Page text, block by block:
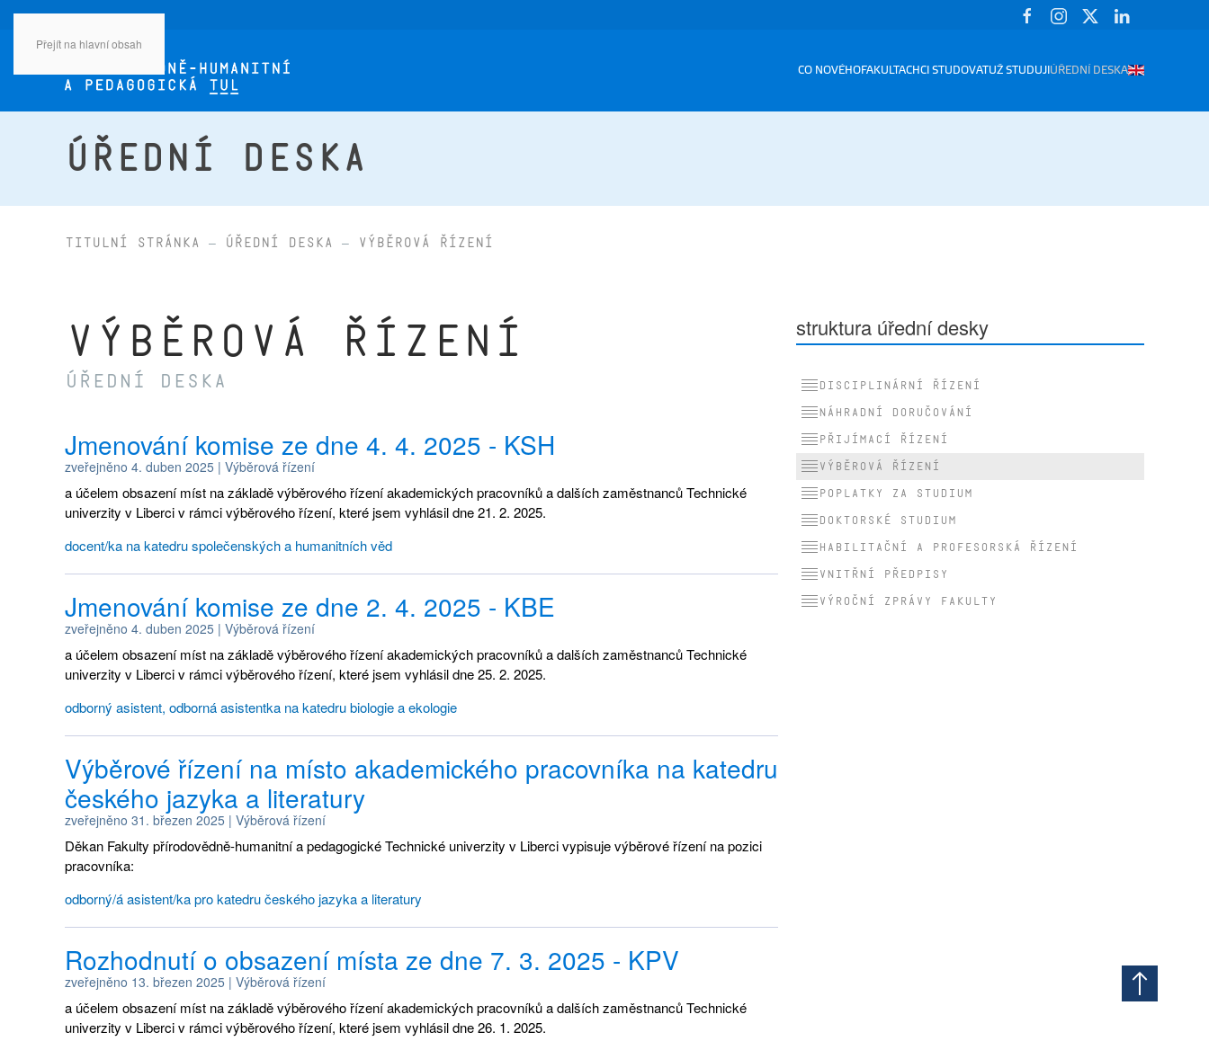
Přejít na hlavní obsah
CO NOVÉHOFAKULTACHCI STUDOVATUŽ STUDUJI ÚŘEDNÍ DESKA
ÚŘEDNÍ DESKA
Titulní stránka Úřední deska Výběrová řízení
Výběrová řízení
Úřední deska
Jmenování komise ze dne 4. 4. 2025 - KSH
zveřejněno 4. duben 2025 | Výběrová řízení
a účelem obsazení míst na základě výběrového řízení akademických pracovníků a dalších zaměstnanců Technické
univerzity v Liberci v rámci výběrového řízení, které jsem vyhlásil dne 21. 2. 2025.
docent/ka na katedru společenských a humanitních věd
Jmenování komise ze dne 2. 4. 2025 - KBE
zveřejněno 4. duben 2025 | Výběrová řízení
a účelem obsazení míst na základě výběrového řízení akademických pracovníků a dalších zaměstnanců Technické
univerzity v Liberci v rámci výběrového řízení, které jsem vyhlásil dne 25. 2. 2025.
odborný asistent, odborná asistentka na katedru biologie a ekologie
Výběrové řízení na místo akademického pracovníka na katedru
českého jazyka a literatury
zveřejněno 31. březen 2025 | Výběrová řízení
Děkan Fakulty přírodovědně-humanitní a pedagogické Technické univerzity v Liberci vypisuje výběrové řízení na pozici
pracovníka:
odborný/á asistent/ka pro katedru českého jazyka a literatury
Rozhodnutí o obsazení místa ze dne 7. 3. 2025 - KPV
zveřejněno 13. březen 2025 | Výběrová řízení
a účelem obsazení míst na základě výběrového řízení akademických pracovníků a dalších zaměstnanců Technické
univerzity v Liberci v rámci výběrového řízení, které jsem vyhlásil dne 26. 1. 2025.
struktura úřední desky
Disciplinární řízení
Náhradní doručování
Přijímací řízení
Výběrová řízení
Poplatky za studium
Doktorské studium
Habilitační a profesorská řízení
Vnitřní předpisy
Výroční zprávy fakulty